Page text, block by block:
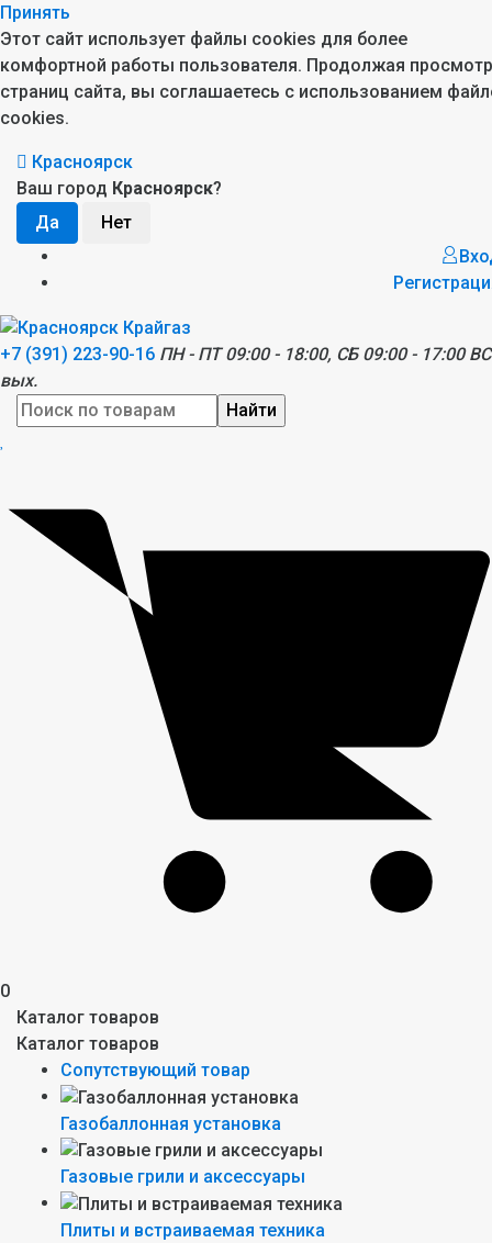
Принять
Этот сайт использует файлы cookies для более
комфортной работы пользователя. Продолжая просмотр
страниц сайта, вы соглашаетесь с использованием
cookies.
Красноярск
Ваш город Красноярск?
+7 (391) 223-90-16 ПН - ПТ 09:00 - 18:00, СБ 09:00 - 17:00
вых.
Найти
0
Каталог товаров
Каталог товаров
Сопутствующий товар
Газобаллонная установка
Газовые грили и аксессуары
Плиты и встраиваемая техника